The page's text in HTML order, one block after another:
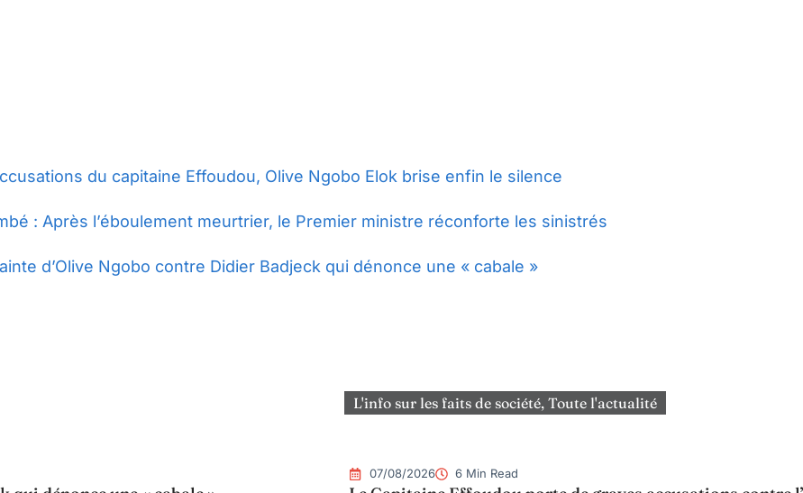
du capitaine Effoudou, Olive Ngobo Elok brise enfin le silence
: Après l’éboulement meurtrier, le Premier ministre réconforte les sinistrés
d’Olive Ngobo contre Didier Badjeck qui dénonce une « cabale »
L'info sur les faits de société, Toute l'actualité
07/08/2026 6 Min Read